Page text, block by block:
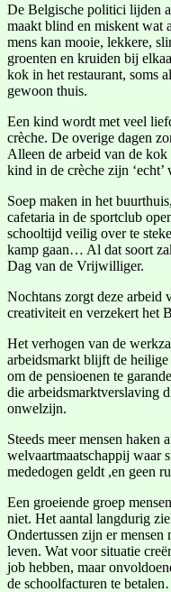
De Belgische politici lijden
maakt blind en miskent wat
mens kan mooie, lekkere,
groenten en kruiden bij
kok in het restaurant, soms
gewoon thuis.
Een kind wordt met veel
crèche. De overige dagen
Alleen de arbeid van de
kind in de crèche zijn
Soep maken in het
cafetaria in de sportclub
schooltijd veilig over te
kamp gaan… Al dat soort
Dag van de Vrijwilliger.
Nochtans zorgt deze arbeid
creativiteit en verzekert het
Het verhogen van de
arbeidsmarkt blijft de
om de pensioenen te
die arbeidsmarktverslaving
onwelzijn.
Steeds meer mensen haken
welvaartmaatschappij waar
mededogen geldt ,en geen
Een groeiende groep
niet. Het aantal langdurig
Ondertussen zijn er mensen
leven. Wat voor situatie
job hebben, maar
de schoolfacturen te